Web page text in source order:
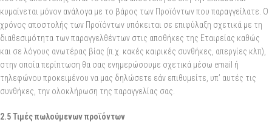
κυμαίνεται μόνον ανάλογα με το βάρος των Προϊόντων που παραγγείλατε. Ο
χρόνος αποστολής των Προϊόντων υπόκειται σε επιφύλαξη σχετικά με τη
διαθεσιμότητα των παραγγελθέντων στις αποθήκες της Εταιρείας καθώς
και σε λόγους ανωτέρας βίας (π.χ. κακές καιρικές συνθήκες, απεργίες κλπ),
στην οποία περίπτωση θα σας ενημερώσουμε σχετικά μέσω email ή
τηλεφώνου προκειμένου να μας δηλώσετε εάν επιθυμείτε, υπ’ αυτές τις
συνθήκες, την ολοκλήρωση της παραγγελίας σας.
2.5 Τιμές πωλούμενων προϊόντων